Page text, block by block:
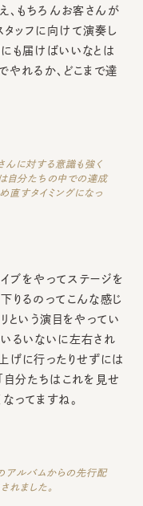
、もちろんお客さんが
ッフに向けて演奏し
も届けばいいなとは
やれるか、どこまで達
んに対する意識も強く
自分たちの中での達成
直すタイミングになっ
ブをやってステージを
りるのってこんな感じ
という演目をやってい
るいないに左右され
げに行ったりせずには
自分たちはこれを見せ
ってますね。
アルバムからの先行配
れました。